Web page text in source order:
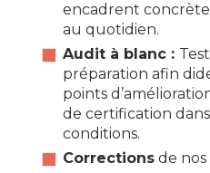
encadrent
au quotidien.
Audit à blanc :
préparation afin
points
de certification
conditions.
Correctionsde nos